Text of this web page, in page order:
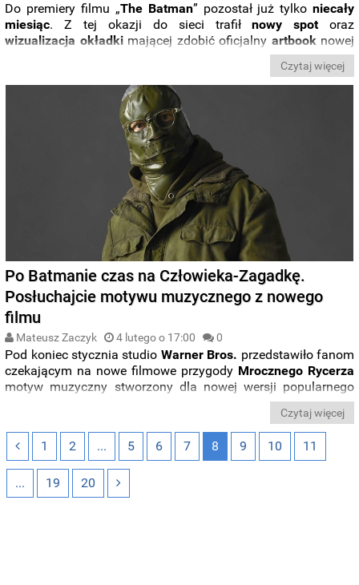
Do premiery filmu „The Batman” pozostał już tylkoniecały
miesiąc. Z tej okazji do sieci trafiłnowy spotoraz
wizualizacja okładkimającej zdobić oficjalny artbooknowej
pierwsze prognozy
ile podczas swojego pobytu w kinach
będzie w stanie zebraćnowe widowisko DC Comics. Czy
ma szansę, aby stanąć do walki z
Mrocznym Rycerzem
Batmanie
Czytaj więcej
Po Batmanie czas na Człowieka-Zagadkę.
Posłuchajcie motywu muzycznego z nowego
filmu
Mateusz Zaczyk 4 lutego o 17:00 0
Pod koniec stycznia studio Warner Bros. przedstawiło fanom
czekającym na nowe filmowe przygody Mrocznego Rycerza
motyw muzyczny stworzony dla nowej wersji popularnego
Robert Pattinson. Po
Cityprzyszła
pora na posłuchanie muzyki mającej charakteryzować
głównego złoczyńcę filmu . Oto motyw Człowieka-Zagadki
Czytaj więcej
1 2 ... 5 6 7 8 9 10 11
... 19 20